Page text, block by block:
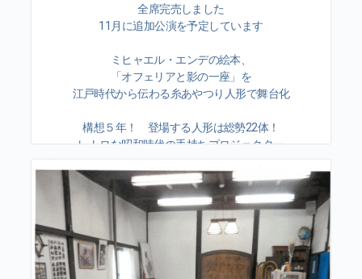
全席完売しました
11月に追加公演を予定しています
ミヒャエル・エンデの絵本、
「オフェリアと影の一座」を
江戸時代から伝わる糸あやつり人形で舞台化
構想５年！ 登場する人形は総勢22体！
レトロな昭和時代の手持ちプロジェクター